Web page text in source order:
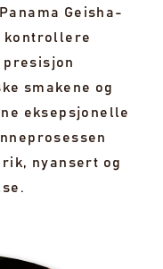
Geisha-
kontrollere
smakene og
eksepsjonelle
nyansert og